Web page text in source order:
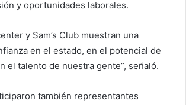
y oportunidades laborales.
y Sam’s Club muestran una
en el estado, en el potencial de
el talento de nuestra gente”, señaló.
también representantes